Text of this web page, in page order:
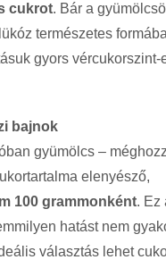
cukrot. Bár a
természetes
gyors vércukorszint-
bajnok
gyümölcs –
elenyésző,
100 grammonként. Ez
hatást nem
választás lehet